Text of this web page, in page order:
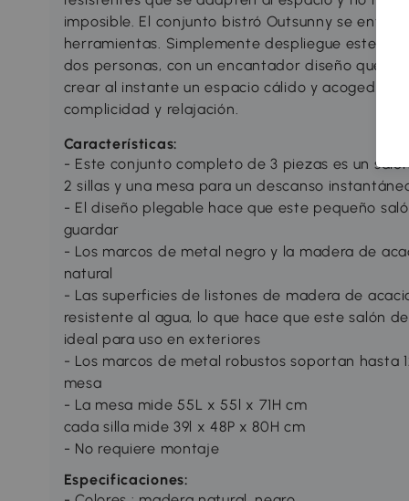
imposible. El conjunto bistró Outsunny se
herramientas. Simplemente despliegue este
dos personas, con un encantador diseño que
crear al instante un espacio cálido y acogedor
complicidad y relajación.
Características:
- Este conjunto completo de 3 piezas es un
2 sillas y una mesa para un descanso
- El diseño plegable hace que este pequeño
guardar
- Los marcos de metal negro y la madera de
natural
- Las superficies de listones de madera de
resistente al agua, lo que hace que este salón
ideal para uso en exteriores
- Los marcos de metal robustos soportan hasta
mesa
- La mesa mide 55L x 55l x 71H cm
cada silla mide 39l x 48P x 80H cm
- No requiere montaje
Especificaciones: